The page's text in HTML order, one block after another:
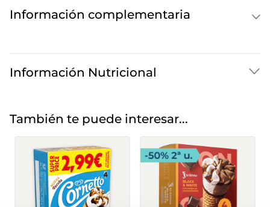
Información complementaria
Información Nutricional
También te puede interesar...